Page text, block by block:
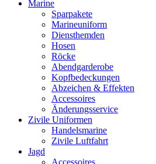
Marine
Sparpakete
Marineuniform
Diensthemden
Hosen
Röcke
Abendgarderobe
Kopfbedeckungen
Abzeichen & Effekten
Accessoires
Änderungsservice
Zivile Uniformen
Handelsmarine
Zivile Luftfahrt
Jagd
Accessoires